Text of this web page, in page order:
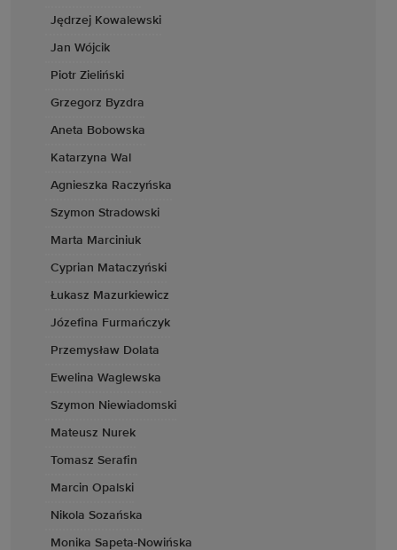
Jędrzej Kowalewski
Jan Wójcik
Piotr Zieliński
Grzegorz Byzdra
Aneta Bobowska
Katarzyna Wal
Agnieszka Raczyńska
Szymon Stradowski
Marta Marciniuk
Cyprian Mataczyński
Łukasz Mazurkiewicz
Józefina Furmańczyk
Przemysław Dolata
Ewelina Waglewska
Szymon Niewiadomski
Mateusz Nurek
Tomasz Serafin
Marcin Opalski
Nikola Sozańska
Monika Sapeta-Nowińska